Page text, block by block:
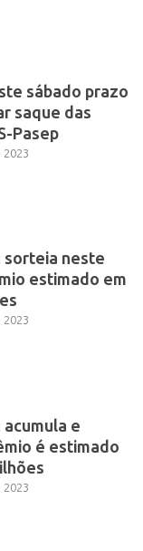
sábado prazo
saque das
Pasep
sorteia neste
estimado em
e
é estimado